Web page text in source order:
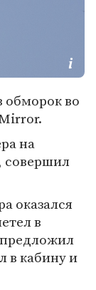
обморок во
на
совершил
оказался
в
в кабину и